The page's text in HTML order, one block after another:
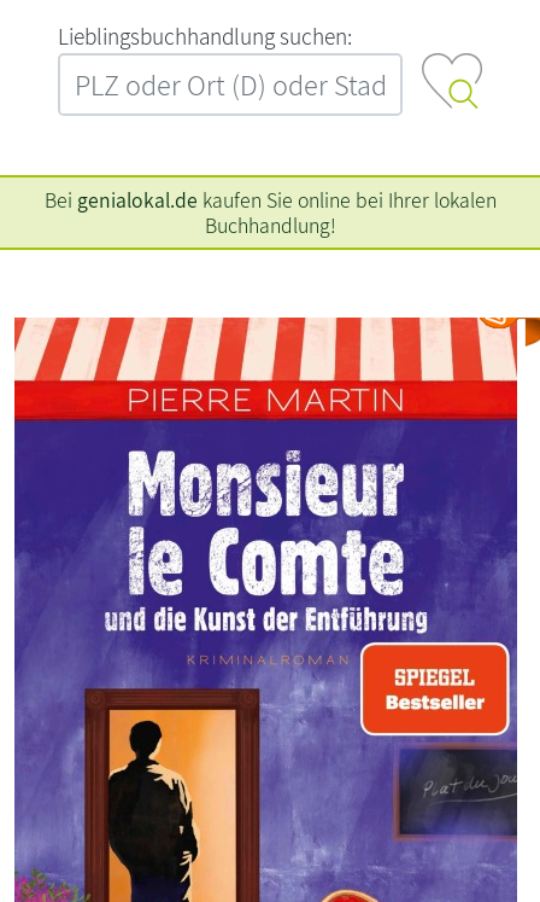
L‍i‍e‍b‍l‍i‍n‍g‍s‍b‍u‍c‍h‍h‍a‍n‍d‍l‍u‍n‍g‍ ‍s‍u‍c‍h‍e‍n‍:‍
Bei genialokal.de kaufen Sie online bei Ihrer lokalen
Buchhandlung!